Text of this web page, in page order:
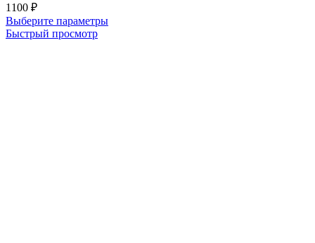
1100 ₽
Выберите параметры
Быстрый просмотр